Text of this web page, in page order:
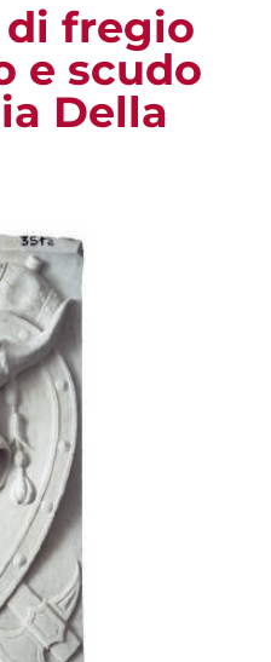
fregio
e scudo
Della